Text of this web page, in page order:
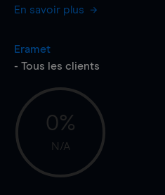
En savoir plus
Eramet
- Tous les clients
0%
N/A